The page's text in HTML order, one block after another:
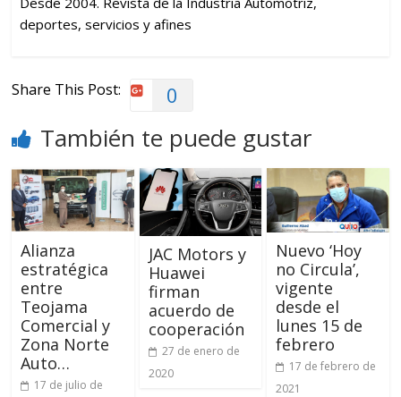
deportes, servicios y afines
Share This Post: 0
También te puede gustar
Alianza
estratégica
entre
Teojama
Comercial y
Zona Norte
Auto…
17 de julio de
JAC Motors y
Huawei
firman
acuerdo de
cooperación
27 de enero de
2020
Nuevo ‘Hoy
no Circula’,
vigente
desde el
lunes 15 de
febrero
17 de febrero de
2021